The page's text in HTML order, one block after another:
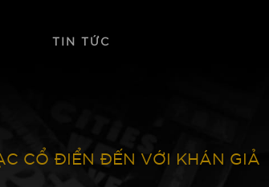
TIN TỨC
CỔ ĐIỂN ĐẾN VỚI KHÁN GIẢ